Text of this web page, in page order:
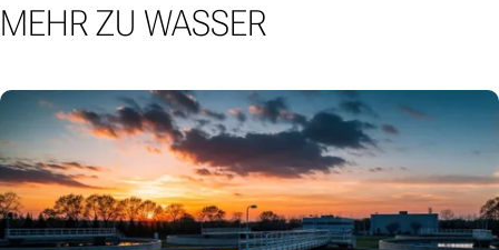
MEHR ZU WASSER